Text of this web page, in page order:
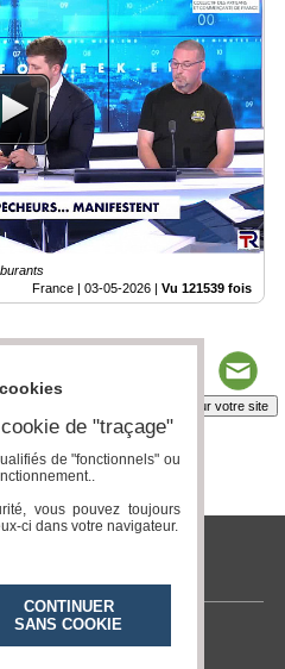
France | 03-05-2026 | Vu 121539 fois
Insérez sur votre site
de "traçage"
de "fonctionnels" ou
vous pouvez toujours
ci dans votre navigateur.
CONTINUER
SANS COOKIE